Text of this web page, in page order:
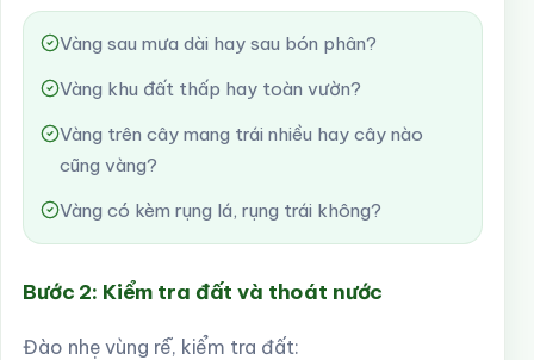
Vàng sau mưa dài hay sau bón phân?
Vàng khu đất thấp hay toàn vườn?
Vàng trên cây mang trái nhiều hay cây nào
cũng vàng?
Vàng có kèm rụng lá, rụng trái không?
Bước 2: Kiểm tra đất và thoát nước
Đào nhẹ vùng rễ, kiểm tra đất: